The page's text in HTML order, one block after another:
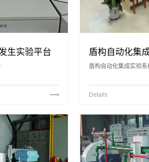
生实验平台 盾构自动化集
盾构自动化集成实验系
Details